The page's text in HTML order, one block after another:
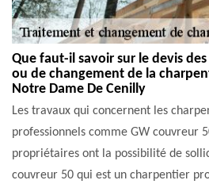
Que faut-il savoir sur le devis
ou de changement de la
Notre Dame De Cenilly
Les travaux qui concernent les
professionnels comme GW couvreur
propriétaires ont la possibilité de
couvreur 50 qui est un charpentier